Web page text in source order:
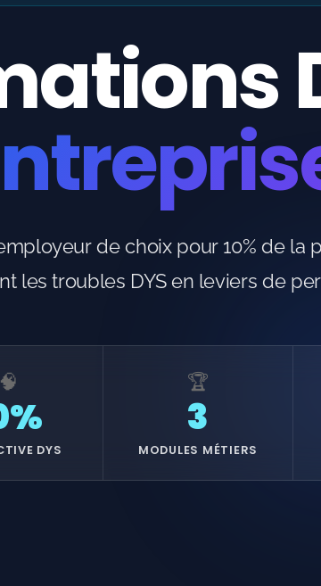
de choix pour 10% de la
les troubles DYS en leviers de
🧠
DYS
🏆
3
MODULES MÉTIERS